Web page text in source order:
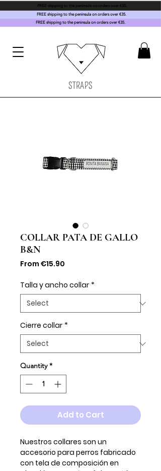
FREE shipping to the peninsula on orders over €35.
FREE shipping to the peninsula on orders over €35.
STRAPS
FREE shipping to the peninsula on orders over €35.
COLLAR PATA DE GALLO
B&N
From €15.90
Talla y ancho collar *
Cierre collar *
Quantity *
Add to Cart
Nuestros collares son un
accesorio para perros fabricado
con tela de composición en